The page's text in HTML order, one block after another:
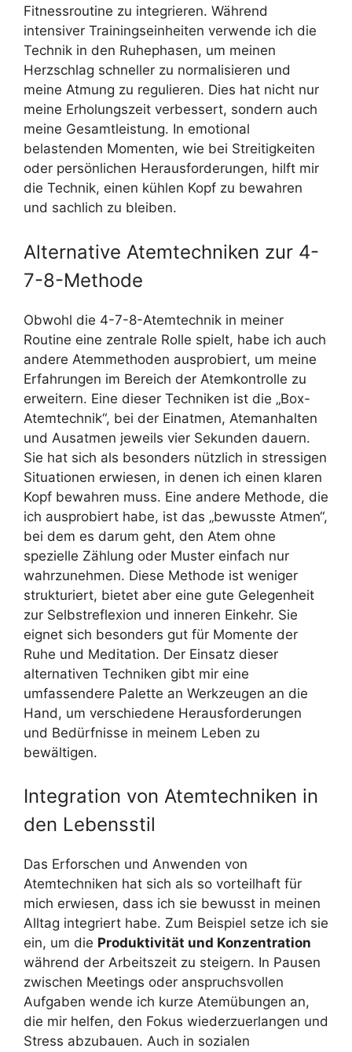
Fitnessroutine zu integrieren. Während
intensiver Trainingseinheiten verwende ich die
Technik in den Ruhephasen, um meinen
Herzschlag schneller zu normalisieren und
meine Atmung zu regulieren. Dies hat nicht nur
meine Erholungszeit verbessert, sondern auch
meine Gesamtleistung. In emotional
belastenden Momenten, wie bei Streitigkeiten
oder persönlichen Herausforderungen, hilft mir
die Technik, einen kühlen Kopf zu bewahren
und sachlich zu bleiben.
Alternative Atemtechniken zur 4-
7-8-Methode
Obwohl die 4-7-8-Atemtechnik in meiner
Routine eine zentrale Rolle spielt, habe ich auch
andere Atemmethoden ausprobiert, um meine
Erfahrungen im Bereich der Atemkontrolle zu
erweitern. Eine dieser Techniken ist die „Box-
Atemtechnik“, bei der Einatmen, Atemanhalten
und Ausatmen jeweils vier Sekunden dauern.
Sie hat sich als besonders nützlich in stressigen
Situationen erwiesen, in denen ich einen klaren
Kopf bewahren muss. Eine andere Methode, die
ich ausprobiert habe, ist das „bewusste Atmen“,
bei dem es darum geht, den Atem ohne
spezielle Zählung oder Muster einfach nur
wahrzunehmen. Diese Methode ist weniger
strukturiert, bietet aber eine gute Gelegenheit
zur Selbstreflexion und inneren Einkehr. Sie
eignet sich besonders gut für Momente der
Ruhe und Meditation. Der Einsatz dieser
alternativen Techniken gibt mir eine
umfassendere Palette an Werkzeugen an die
Hand, um verschiedene Herausforderungen
und Bedürfnisse in meinem Leben zu
bewältigen.
Integration von Atemtechniken in
den Lebensstil
Das Erforschen und Anwenden von
Atemtechniken hat sich als so vorteilhaft für
mich erwiesen, dass ich sie bewusst in meinen
Alltag integriert habe. Zum Beispiel setze ich sie
ein, um die Produktivität und Konzentration
während der Arbeitszeit zu steigern. In Pausen
zwischen Meetings oder anspruchsvollen
Aufgaben wende ich kurze Atemübungen an,
die mir helfen, den Fokus wiederzuerlangen und
Stress abzubauen. Auch in sozialen